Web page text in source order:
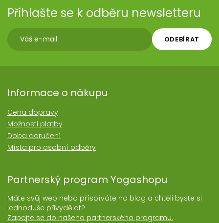
Přihlašte se k odběru newsletteru
ODEBÍRAT
Informace o nákupu
Cena dopravy
Možnosti platby
Doba doručení
Místa pro osobní odběry
Partnerský program Yogashopu
Máte svůj web nebo příspíváte na blog a chtěli byste si
jednoduše přivydělat?
Zapojte se do našeho partnerského programu.